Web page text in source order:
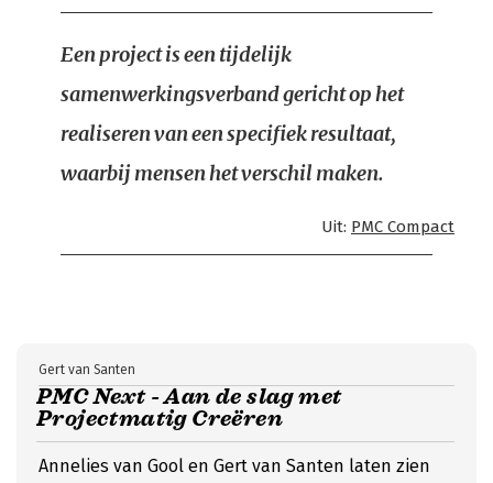
Een project is een tijdelijk
samenwerkingsverband gericht op het
realiseren van een specifiek resultaat,
waarbij mensen het verschil maken.
Uit: PMC Compact
PMC Next - Aan de slag met
Projectmatig Creëren
Gert van Santen
Annelies van Gool en Gert van Santen laten zien